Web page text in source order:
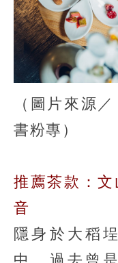
（圖片來源
書粉專）
推薦茶款：
音
隱身於大稻